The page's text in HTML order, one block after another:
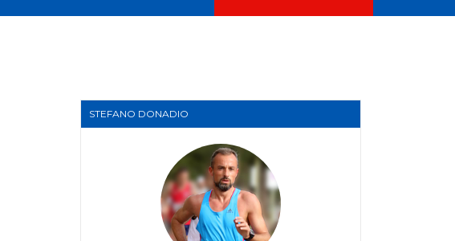
STEFANO DONADIO